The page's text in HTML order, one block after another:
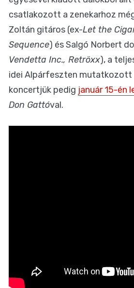
csatlakozott a zenekarhoz
Zoltán gitáros (ex-Let the
Sequence) és Salgó Norbert
Vendetta Inc., Retröxx), a
idei Alpárfeszten mutatkozott
koncertjük pedig január 15-én
Don Gattóval.